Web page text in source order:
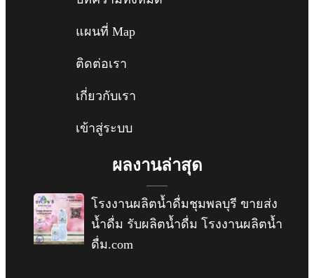
แผนที่ Map
ติดต่อเรา
เกี่ยวกับเรา
เข้าสู่ระบบ
ผลงานล่าสุด
โรงงานผลิตน้ำดื่มชุมพลบุรี ขายส่ง
น้ำดื่ม รับผลิตน้ำดื่ม โรงงานผลิตน้ำ
ดื่ม.com